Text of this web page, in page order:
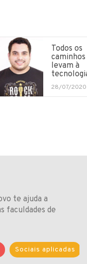
Todos os
caminhos
levam à
28/07/2020
te ajuda a
faculdades de
Sociais aplicadas